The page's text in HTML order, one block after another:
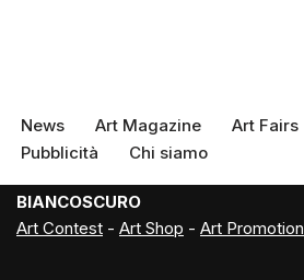
News Art Magazine Art Fairs
Pubblicità
Chi siamo
BIANCOSCURO
Art Contest - Art Shop - Art Promotion